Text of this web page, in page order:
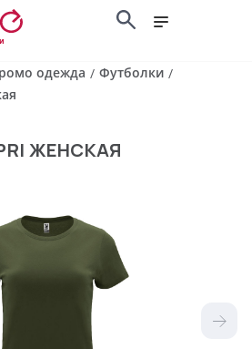
одежда / Футболки /
ЖЕНСКАЯ